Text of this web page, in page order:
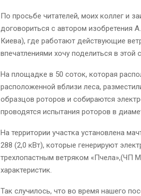
По просьбе читателей, моих коллег и
договориться с автором изобретения
Киева), где работают действующие
впечатлениями хочу поделиться в этой
На площадке в 50 соток, которая
расположенной вблизи леса,
образцов роторов и собираются
проводятся испытания роторов в
На территории участка установлена
288 (2,0 кВт), которые генерируют
трехлопастным ветряком «Пчела»,(ЧП
характеристик.
Так случилось, что во время нашего